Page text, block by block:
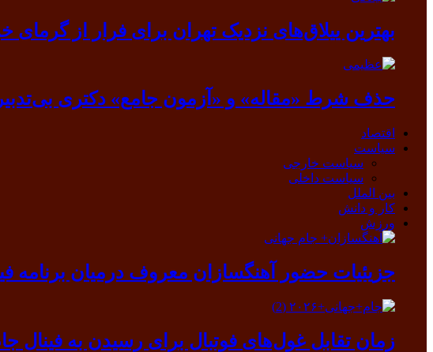
بهترین ییلاق‌های نزدیک تهران برای فرار از گرمای خرداد/
حذف شرط «مقاله» و «آزمون جامع» دکتری
اقتصاد
سیاست
سیاست خارجی
سیاست داخلی
بین الملل
کار و دانش
ورزش
جزیئیات حضور آهنگسازان معروف درمیان برنامه
زمان تقابل غول‌های فوتبال برای رسیدن به فینال